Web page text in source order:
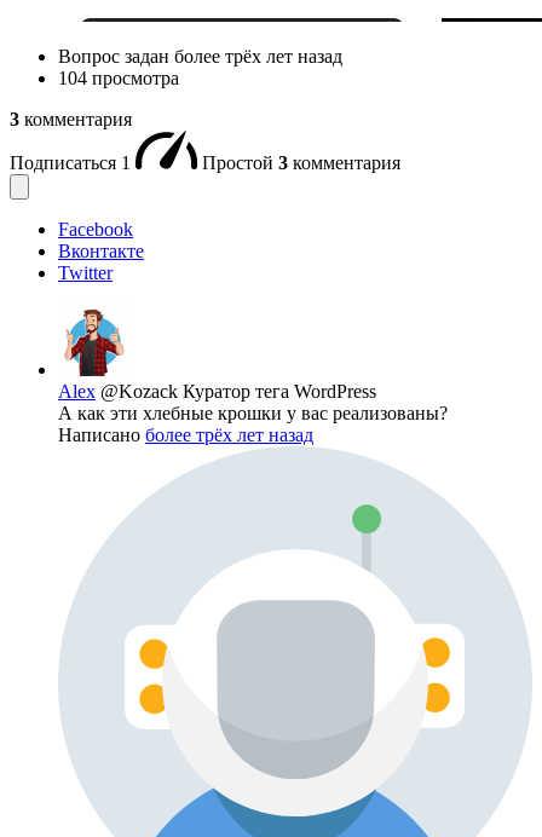
Вопрос задан более трёх лет назад
104 просмотра
3 комментария
Подписаться 1 Простой 3 комментария
Facebook
Вконтакте
Twitter
Alex @Kozack Куратор тега WordPress
А как эти хлебные крошки у вас реализованы?
Написано более трёх лет назад